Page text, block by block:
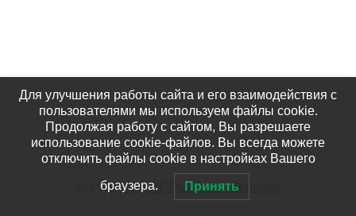
© 2026МБОУ СОШ №10 – Королёв
Для улучшения работы сайта и его взаимодействия с
пользователями мы используем файлы cookie.
Продолжая работу с сайтом, Вы разрешаете
использование cookie-файлов. Вы всегда можете
отключить файлы cookie в настройках Вашего
браузера. Принять